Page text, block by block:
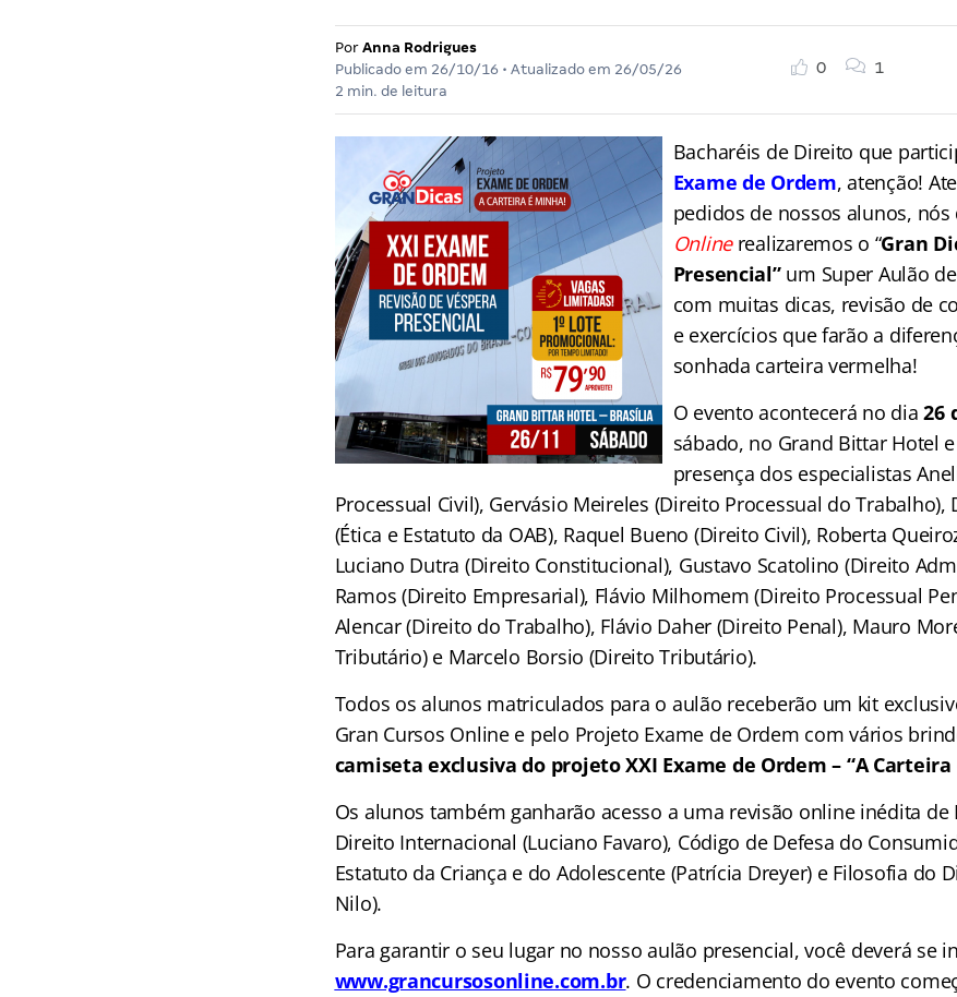
Por Anna Rodrigues
Publicado em 26/10/16 • Atualizado em 26/05/26
2 min. de leitura
0 1
Bacharéis de Direito que
Exame de Ordem, atenção!
pedidos de nossos alunos, nós
Onlinerealizaremos o “Gran
Presencial”um Super Aulão
com muitas dicas, revisão de
e exercícios que farão a
sonhada carteira vermelha!
O evento acontecerá no dia26
sábado, no Grand Bittar Hotel
presença dos especialistas
Processual Civil), Gervásio Meireles (Direito Processual do Trabalho),
(Ética e Estatuto da OAB), Raquel Bueno (Direito Civil), Roberta
Luciano Dutra (Direito Constitucional), Gustavo Scatolino (Direito
Ramos (Direito Empresarial), Flávio Milhomem (Direito Processual
Alencar (Direito do Trabalho), Flávio Daher (Direito Penal), Mauro
Tributário) e Marcelo Borsio (Direito Tributário).
Todos os alunos matriculados para o aulão receberão um kit
Gran Cursos Online e pelo Projeto Exame de Ordem com vários
camiseta exclusivado projeto XXI Exame de Ordem – “A
Os alunos também ganharão acesso a uma revisão online inédita
Direito Internacional (Luciano Favaro), Código de Defesa do
Estatuto da Criança e do Adolescente (Patrícia Dreyer) e Filosofia do
Nilo).
Para garantir o seu lugar no nosso aulão presencial, você deverá se
www.grancursosonline.com.br. O credenciamento do evento